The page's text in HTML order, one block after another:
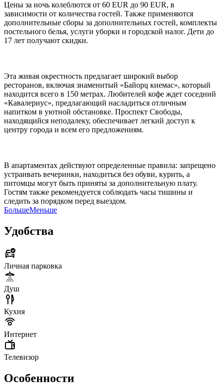
Цены за ночь колеблются от 60 EUR до 90 EUR, в
зависимости от количества гостей. Также применяются
дополнительные сборы за дополнительных гостей, комплекты
постельного белья, услуги уборки и городской налог. Дети до
17 лет получают скидки.
Эта живая окрестность предлагает широкий выбор
ресторанов, включая знаменитый «Байорų киемас», который
находится всего в 150 метрах. Любителей кофе ждет соседний
«Кавалериус», предлагающий насладиться отличным
напитком в уютной обстановке. Проспект Свободы,
находящийся неподалеку, обеспечивает легкий доступ к
центру города и всем его предложениям.
В апартаментах действуют определенные правила: запрещено
устраивать вечеринки, находиться без обуви, курить, а
питомцы могут быть приняты за дополнительную плату.
Гостям также рекомендуется соблюдать часы тишины и
следить за порядком перед выездом.
БольшеМеньше
Удобства
Личная парковка
Душ
Кухня
Интернет
Телевизор
Особенности